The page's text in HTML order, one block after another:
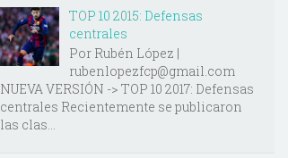
TOP 10 2015: Defensas
centrales
Por Rubén López |
rubenlopezfcp@gmail.com
NUEVA VERSIÓN -> TOP 10 2017: Defensas
centrales Recientemente se publicaron
las clas...